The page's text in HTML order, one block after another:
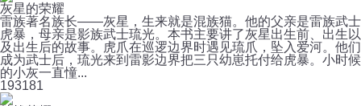
灰星的荣耀
雷族著名族长——灰星，生来就是混族猫。他的父亲是雷族武士
虎暴，母亲是影族武士琉光。本书主要讲了灰星出生前、出生以
及出生后的故事。虎爪在巡逻边界时遇见琉爪，坠入爱河。他们
成为武士后，琉光来到雷影边界把三只幼崽托付给虎暴。小时候
的小灰一直憧...
193181